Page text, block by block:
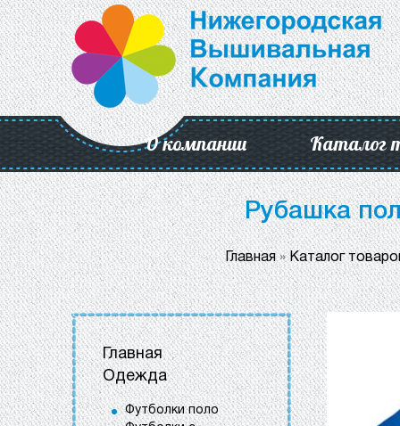
О компании Каталог
Рубашка
Главная»Каталог
Главная
Одежда
Футболки поло